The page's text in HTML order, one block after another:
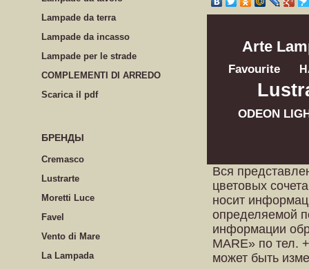
Lampade da terra
Lampade da incasso
Lampade per le strade
COMPLEMENTI DI ARREDO
Scarica il pdf
БРЕНДЫ
Cremasco
Lustrarte
Moretti Luce
Favel
Vento di Mare
La Lampada
Arte
Favourite
ODEON
Вся
цветовых
носит
определяемой
информации
MARE» по тел.
может быть